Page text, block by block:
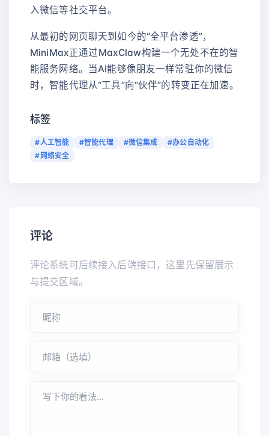
入微信等社交平台。
从最初的网页聊天到如今的“全平台渗透”，
MiniMax正通过MaxClaw构建一个无处不在的智
能服务网络。当AI能够像朋友一样常驻你的微信
时，智能代理从“工具”向“伙伴”的转变正在加速。
标签
#人工智能 #智能代理 #微信集成
#办公自动化
#网络安全
评论
评论系统可后续接入后端接口，这里先保留展示
与提交区域。